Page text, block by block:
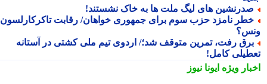
های لیگ ملت ها به خاک نشستند!
نامزد حزب سوم برای جمهوری خواهان/ رقابت تاکرکارلسون با
رفت، تمرین متوقف شد؛/ اردوی تیم ملی کشتی در آستانه
کامل!
ویژهایونا نیوز